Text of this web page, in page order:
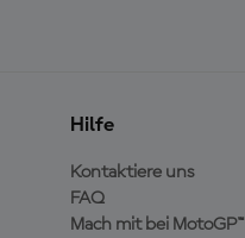
Hilfe
Kontaktiere uns
FAQ
Mach mit bei MotoGP™